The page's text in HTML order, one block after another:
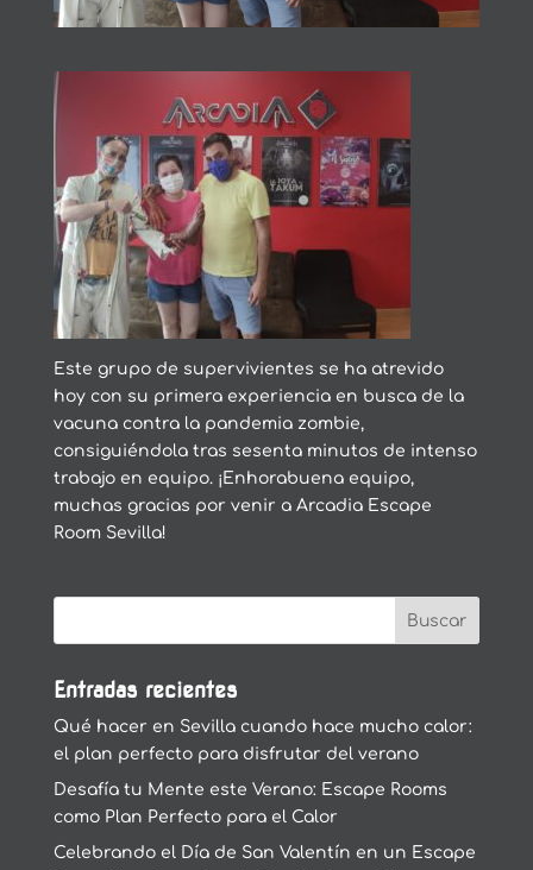
Este grupo de supervivientes se ha atrevido
hoy con su primera experiencia en busca de la
vacuna contra la pandemia zombie,
consiguiéndola tras sesenta minutos de intenso
trabajo en equipo. ¡Enhorabuena equipo,
muchas gracias por venir a Arcadia Escape
Room Sevilla!
Entradas recientes
Qué hacer en Sevilla cuando hace mucho calor:
el plan perfecto para disfrutar del verano
Desafía tu Mente este Verano: Escape Rooms
como Plan Perfecto para el Calor
Celebrando el Día de San Valentín en un Escape